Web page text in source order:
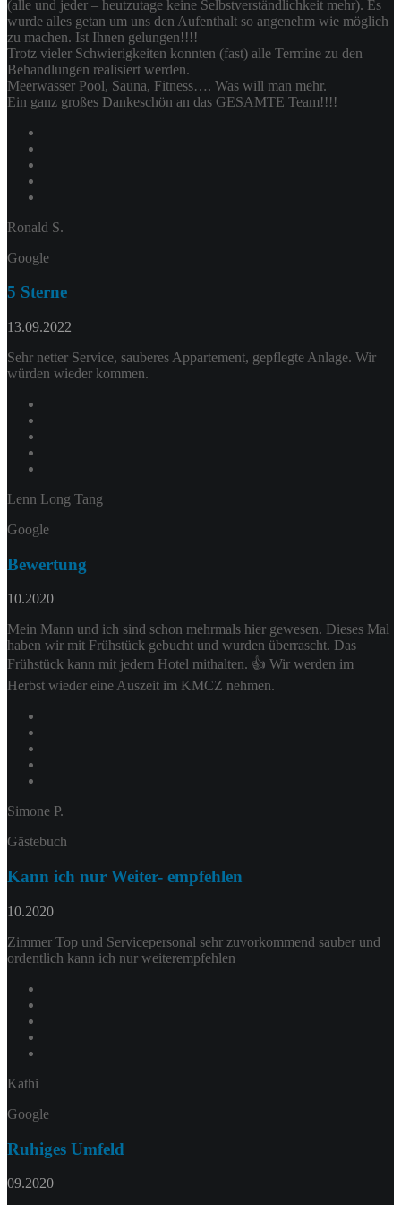
(alle und jeder – heutzutage keine Selbstverständlichkeit mehr). Es
wurde alles getan um uns den Aufenthalt so angenehm wie möglich
zu machen. Ist Ihnen gelungen!!!!
Trotz vieler Schwierigkeiten konnten (fast) alle Termine zu den
Behandlungen realisiert werden.
Meerwasser Pool, Sauna, Fitness…. Was will man mehr.
Ein ganz großes Dankeschön an das GESAMTE Team!!!!
Ronald S.
Google
5 Sterne
13.09.2022
Sehr netter Service, sauberes Appartement, gepflegte Anlage. Wir
würden wieder kommen.
Lenn Long Tang
Google
Bewertung
10.2020
Mein Mann und ich sind schon mehrmals hier gewesen. Dieses Mal
haben wir mit Frühstück gebucht und wurden überrascht. Das
Frühstück kann mit jedem Hotel mithalten. 👍 Wir werden im
Herbst wieder eine Auszeit im KMCZ nehmen.
Simone P.
Gästebuch
Kann ich nur Weiter- empfehlen
10.2020
Zimmer Top und Servicepersonal sehr zuvorkommend sauber und
ordentlich kann ich nur weiterempfehlen
Kathi
Google
Ruhiges Umfeld
09.2020